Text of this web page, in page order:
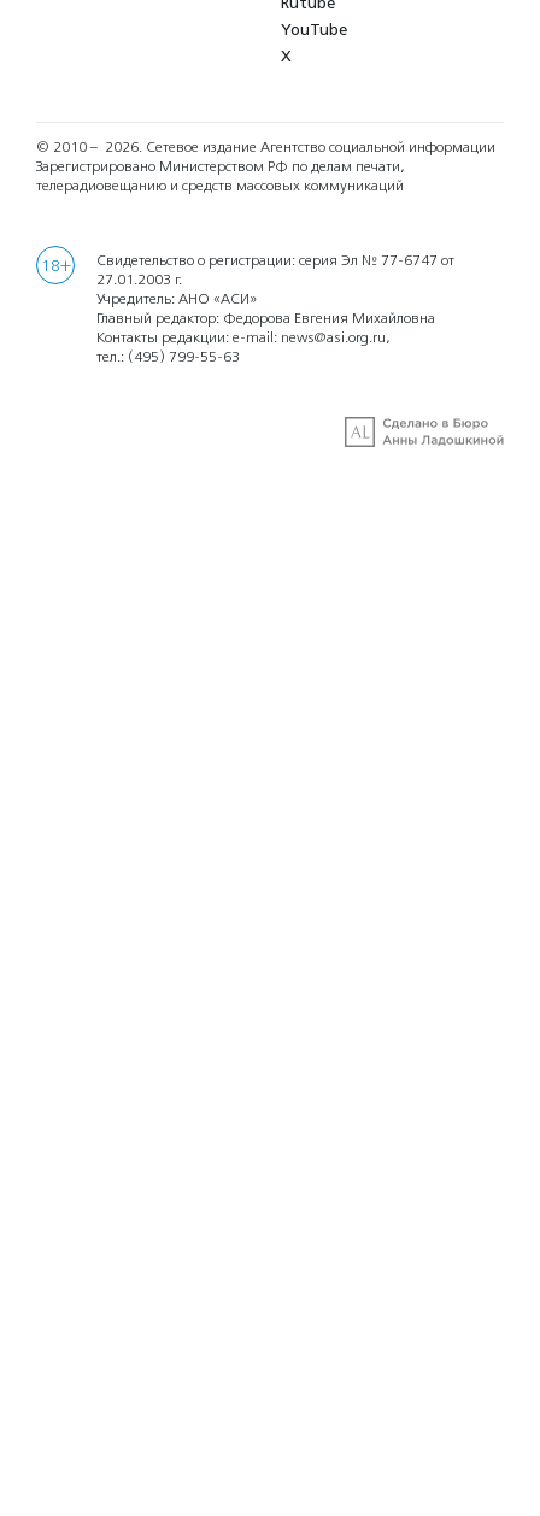
YouTube
X
© 2010 – 2026. Сетевое издание Агентство социальной информации
Зарегистрировано Министерством РФ по делам печати,
телерадиовещанию и средств массовых коммуникаций
18+
Свидетельство о регистрации: серия Эл № 77-6747 от
27.01.2003 г.
Учредитель: АНО «АСИ»
Главный редактор: Федорова Евгения Михайловна
Контакты редакции: e-mail: news@asi.org.ru,
тел.: (495) 799-55-63